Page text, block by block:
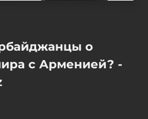
о
с Арменией? -